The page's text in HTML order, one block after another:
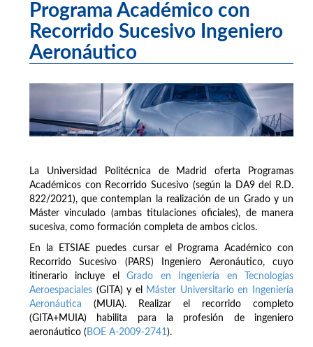
Programa Académico con
Recorrido Sucesivo Ingeniero
Aeronáutico
La Universidad Politécnica de Madrid oferta Programas
Académicos con Recorrido Sucesivo (según la DA9 del R.D.
822/2021), que contemplan la realización de un Grado y un
Máster vinculado (ambas titulaciones oficiales), de manera
sucesiva, como formación completa de ambos ciclos.
En la ETSIAE puedes cursar el Programa Académico con
Recorrido Sucesivo (PARS) Ingeniero Aeronáutico, cuyo
itinerario incluye elGrado en Ingeniería en Tecnologías
Aeroespaciales (GITA) y el
Máster Universitario en Ingeniería
Aeronáutica (MUIA). Realizar el recorrido completo
(GITA+MUIA) habilita para la profesión de ingeniero
aeronáutico ( BOE A-2009-2741).